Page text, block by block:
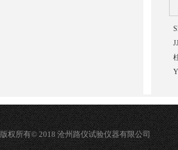
版权所有© 2018 沧州路仪试验仪器有限公司